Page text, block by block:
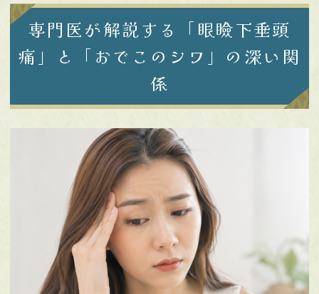
専門医が解説する「眼瞼下垂頭
痛」と「おでこのシワ」の深い関
係